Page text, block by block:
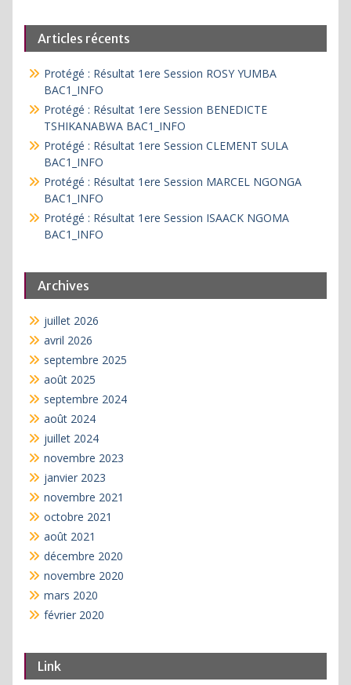
Articles récents
Protégé : Résultat 1ere Session ROSY YUMBA
BAC1_INFO
Protégé : Résultat 1ere Session BENEDICTE
TSHIKANABWA BAC1_INFO
Protégé : Résultat 1ere Session CLEMENT SULA
BAC1_INFO
Protégé : Résultat 1ere Session MARCEL NGONGA
BAC1_INFO
Protégé : Résultat 1ere Session ISAACK NGOMA
BAC1_INFO
Archives
juillet 2026
avril 2026
septembre 2025
août 2025
septembre 2024
août 2024
juillet 2024
novembre 2023
janvier 2023
novembre 2021
octobre 2021
août 2021
décembre 2020
novembre 2020
mars 2020
février 2020
Link